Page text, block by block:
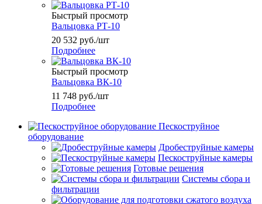
Быстрый просмотр
Вальцовка РТ-10
20 532 руб./шт
Подробнее
Быстрый просмотр
Вальцовка ВК-10
11 748 руб./шт
Подробнее
Пескоструйное
оборудование
Дробеструйные камеры
Пескоструйные камеры
Готовые решения
Системы сбора и
фильтрации